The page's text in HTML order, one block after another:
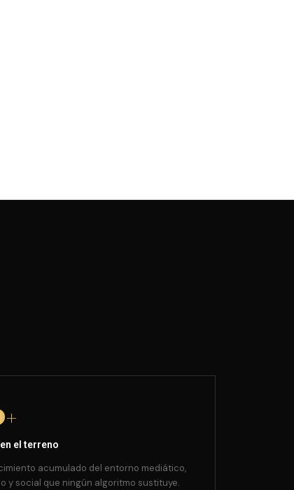
+
el terreno
acumulado del entorno mediático,
y social que ningún algoritmo sustituye.